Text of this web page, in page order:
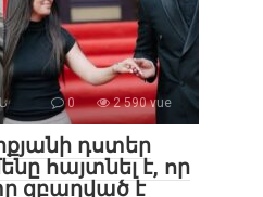
0 2 590 vue
դստեր
հայտնել է, որ
զբաղված է